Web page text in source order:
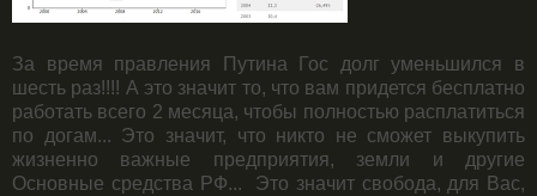
За время правления Путина Гос долг уменьшился в
шесть раз!!!! А это значит то, что вам придется бесплатно
работать всего 2 месяца, чтобы полностью расплатиться
по догам... Это значит, что никто не сможет выкупить
жизненно важные предприятия, земли и другие
Основные средства РФ... Это значит свобода, для Вас,